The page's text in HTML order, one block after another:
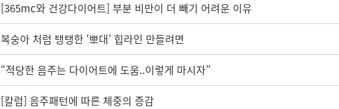
[365mc와 건강다이어트] 부분 비만이 더 빼기 어려운 이유
복숭아 처럼 탱탱한 ‘뽀대’ 힙라인 만들려면
“적당한 음주는 다이어트에 도움..이렇게 마시자”
[칼럼] 음주패턴에 따른 체중의 증감